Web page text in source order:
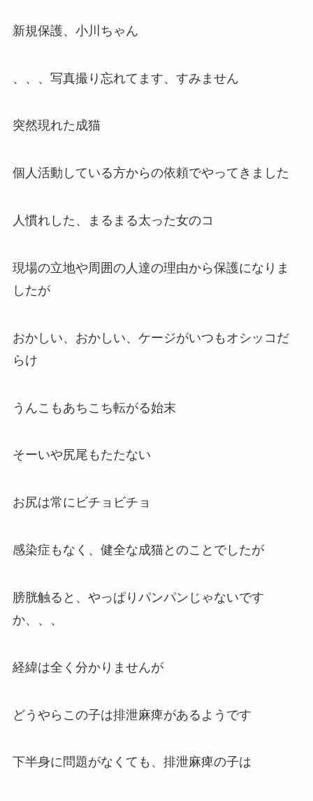
新規保護、小川ちゃん
、、、写真撮り忘れてます、すみません
突然現れた成猫
個人活動している方からの依頼でやってきました
人慣れした、まるまる太った女のコ
現場の立地や周囲の人達の理由から保護になりま
したが
おかしい、おかしい、ケージがいつもオシッコだ
らけ
うんこもあちこち転がる始末
そーいや尻尾もたたない
お尻は常にビチョビチョ
感染症もなく、健全な成猫とのことでしたが
膀胱触ると、やっぱりパンパンじゃないです
か、、、
経緯は全く分かりませんが
どうやらこの子は排泄麻痺があるようです
下半身に問題がなくても、排泄麻痺の子は